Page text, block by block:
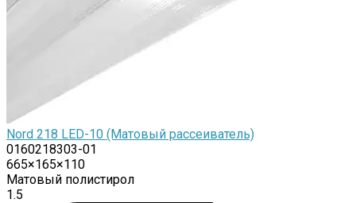
Nord 218 LED-10 (Матовый рассеиватель)
0160218303-01
665×165×110
Матовый полистирол
1.5